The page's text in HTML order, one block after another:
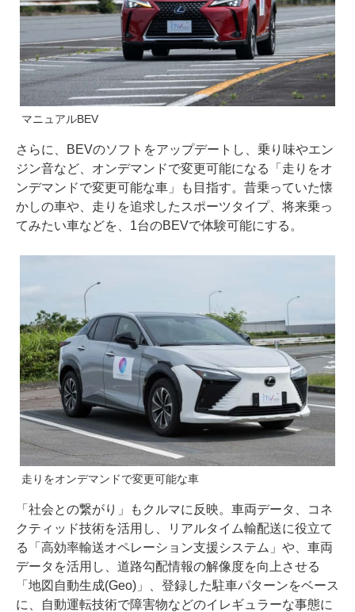
マニュアルBEV
さらに、BEVのソフトをアップデートし、乗り味やエン
ジン音など、オンデマンドで変更可能になる「走りをオ
ンデマンドで変更可能な車」も目指す。昔乗っていた懐
かしの車や、走りを追求したスポーツタイプ、将来乗っ
てみたい車などを、1台のBEVで体験可能にする。
走りをオンデマンドで変更可能な車
「社会との繋がり」もクルマに反映。車両データ、コネ
クティッド技術を活用し、リアルタイム輸配送に役立て
る「高効率輸送オペレーション支援システム」や、車両
データを活用し、道路勾配情報の解像度を向上させる
「地図自動生成(Geo)」、登録した駐車パターンをベース
に、自動運転技術で障害物などのイレギュラーな事態に